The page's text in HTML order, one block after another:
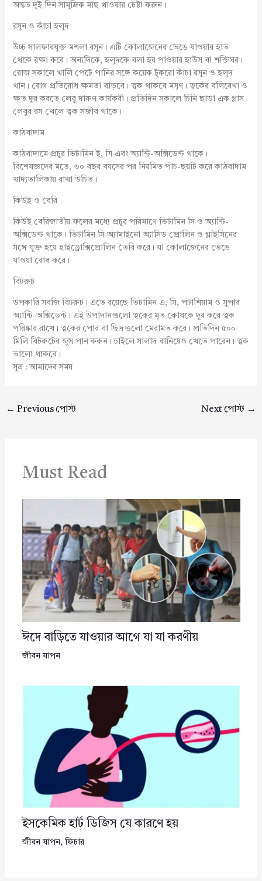
অন্তত দুই দিন সামুদ্রিক মাছ খাওয়ার চেষ্টা করুন।
রসুন ও কাঁচা হলুদ
উচ্চ সালফারযুক্ত মশলা রসুন। এটি কোলাজেনের ভেঙে যাওয়ার হাত
থেকে রক্ষা করে। অন্যদিকে, হলুদকে বলা হয় পাওয়ার হাউস বা শক্তিঘর।
রোজ সকালে খালি পেটে পানির সঙ্গে কয়েক টুকরো কাঁচা রসুন ও হলুদ
খান। রোগ প্রতিরোধ ক্ষমতা বাড়বে। ত্বক থাকবে মসৃণ। ত্বকের বলিরেখা ও
ক্ষত দূর করতে লেবু দারুণ কার্যকরী। প্রতিদিন সকালে চিনি ছাড়া এক গ্লাস
লেবুর রস খেলে ত্বক সজীব থাকে।
কাঠবাদাম
কাঠবাদামে প্রচুর ভিটামিন ই, সি এবং অ্যান্টি-অক্সিডেন্ট থাকে।
বিশেষজ্ঞদের মতে, ৩০ বছর বয়সের পর নিয়মিত পাঁচ-ছয়টি করে কাঠবাদাম
খাদ্যতালিকায় রাখা উচিত।
কিউই ও বেরি
কিউই বেরিজাতীয় ফলের মধ্যে প্রচুর পরিমাণে ভিটামিন সি ও অ্যান্টি-
অক্সিডেন্ট থাকে। ভিটামিন সি অ্যামাইনো অ্যাসিড প্রোলিন ও গ্লাইসিনের
সঙ্গে যুক্ত হয়ে হাইড্রোক্সিপ্রোলিন তৈরি করে। যা কোলাজেনের ভেঙে
যাওয়া রোধ করে।
বিটরুট
উপকারি সবজি বিটরুট। এতে রয়েছে ভিটামিন এ, সি, পটাশিয়াম ও সুপার
অ্যান্টি-অক্সিডেন্ট। এই উপাদানগুলো ত্বকের মৃত কোষকে দূর করে ত্বক
পরিষ্কার রাখে। ত্বকের পোর বা ছিদ্রগুলো মেরামত করে। প্রতিদিন ৫০০
মিলি বিটরুটের জুস পান করুন। চাইলে সালাদ বানিয়েও খেতে পারেন। ত্বক
ভালো থাকবে।
সুত্র : আমাদের সময়
← Previous পোস্ট Next পোস্ট →
Must Read
ঈদে বাড়িতে যাওয়ার আগে যা যা করণীয়
জীবন যাপন
ইসকেমিক হার্ট ডিজিস যে কারণে হয়
জীবন যাপন, ফিচার